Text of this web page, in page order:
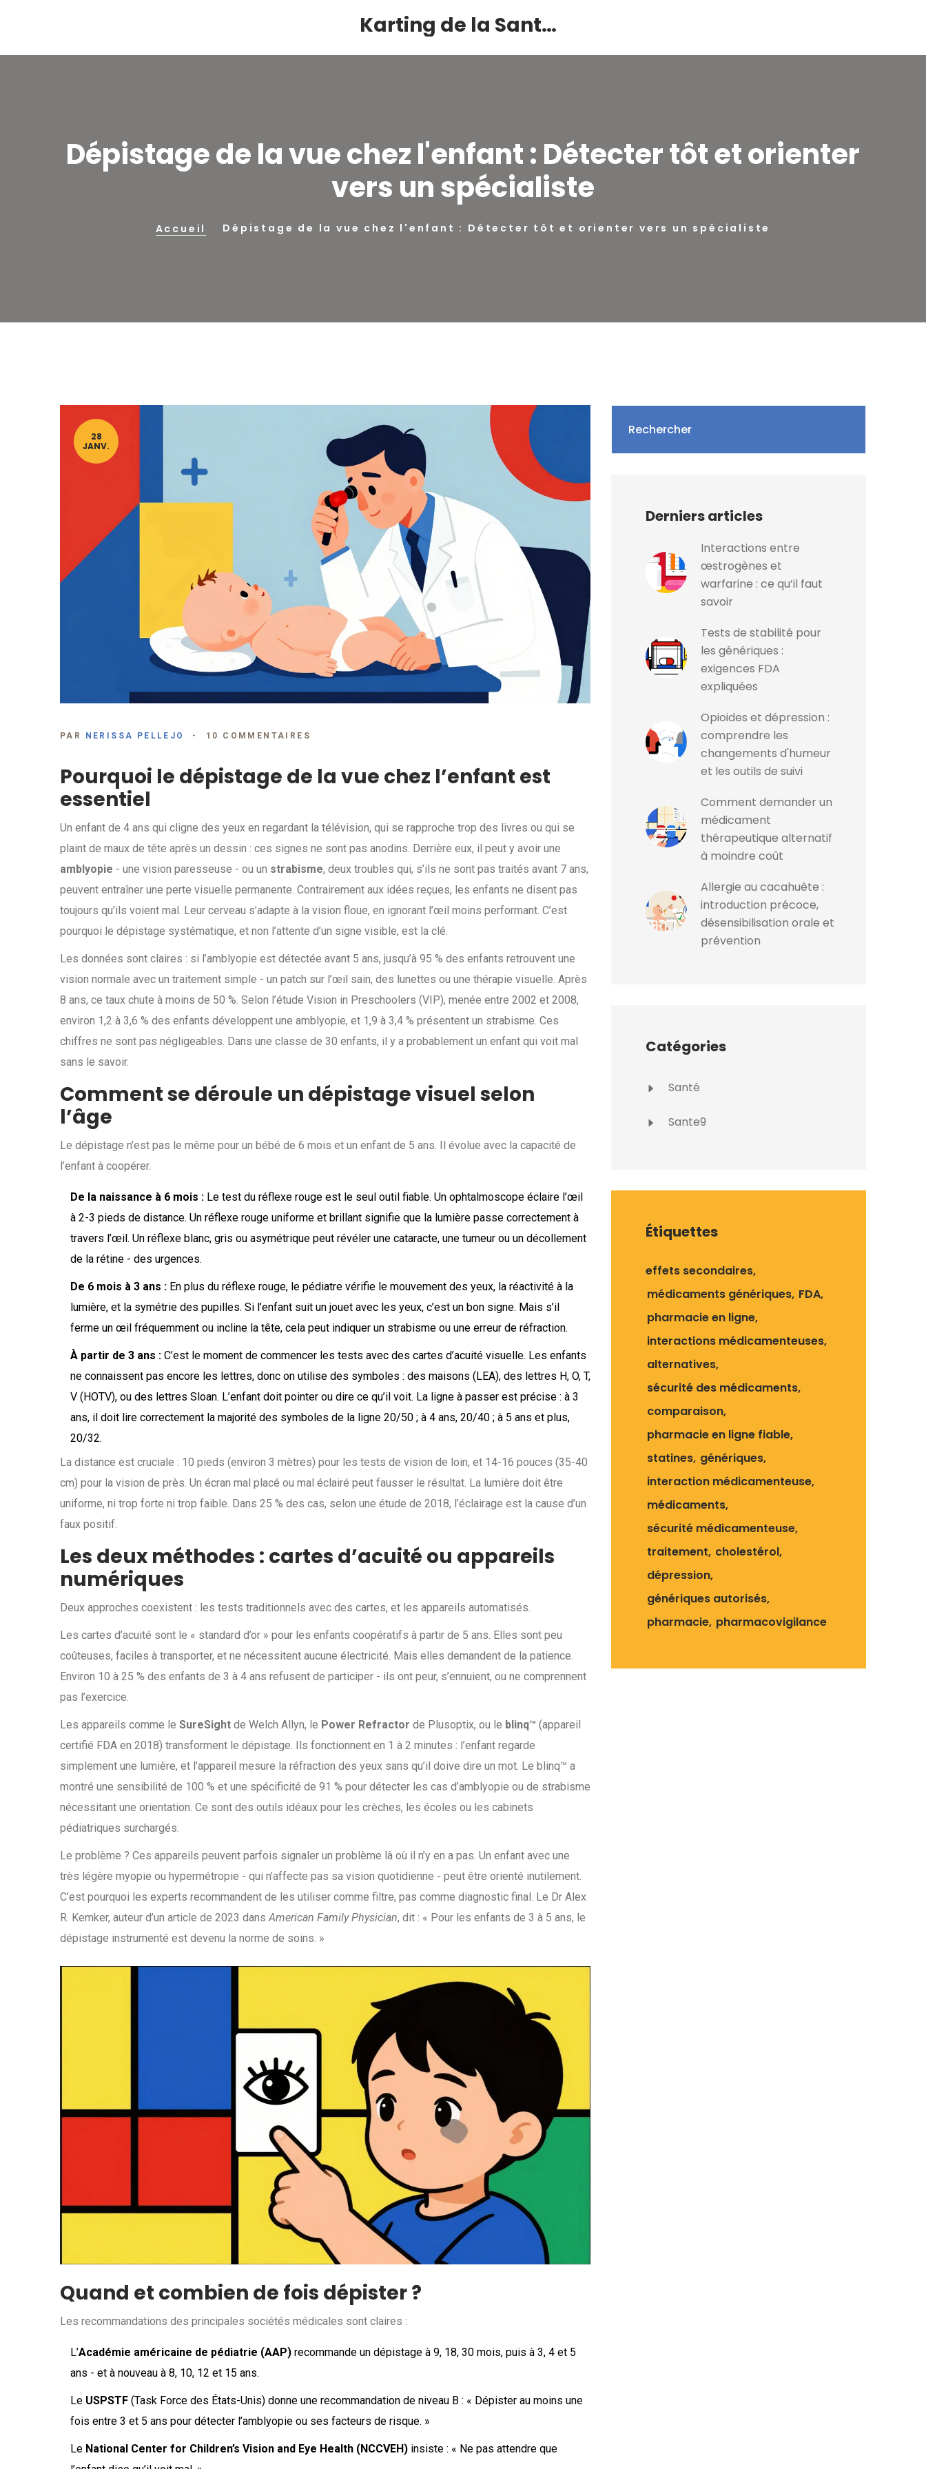
Karting de la Santé – Montalivet
Dépistage de la vue chez l'enfant : Détecter tôt et orienter
vers un spécialiste
Accueil Dépistage de la vue chez l'enfant : Détecter tôt et orienter vers un spécialiste
28
JANV.
PAR NERISSA PELLEJO 10 COMMENTAIRES
Pourquoi le dépistage de la vue chez l’enfant est
essentiel
Un enfant de 4 ans qui cligne des yeux en regardant la télévision, qui se rapproche trop des livres ou qui se
plaint de maux de tête après un dessin : ces signes ne sont pas anodins. Derrière eux, il peut y avoir une
amblyopie - une vision paresseuse - ou un strabisme, deux troubles qui, s’ils ne sont pas traités avant 7 ans,
peuvent entraîner une perte visuelle permanente. Contrairement aux idées reçues, les enfants ne disent pas
toujours qu’ils voient mal. Leur cerveau s’adapte à la vision floue, en ignorant l’œil moins performant. C’est
pourquoi le dépistage systématique, et non l’attente d’un signe visible, est la clé.
Les données sont claires : si l’amblyopie est détectée avant 5 ans, jusqu’à 95 % des enfants retrouvent une
vision normale avec un traitement simple - un patch sur l’œil sain, des lunettes ou une thérapie visuelle. Après
8 ans, ce taux chute à moins de 50 %. Selon l’étude Vision in Preschoolers (VIP), menée entre 2002 et 2008,
environ 1,2 à 3,6 % des enfants développent une amblyopie, et 1,9 à 3,4 % présentent un strabisme. Ces
chiffres ne sont pas négligeables. Dans une classe de 30 enfants, il y a probablement un enfant qui voit mal
sans le savoir.
Comment se déroule un dépistage visuel selon
l’âge
Le dépistage n’est pas le même pour un bébé de 6 mois et un enfant de 5 ans. Il évolue avec la capacité de
l’enfant à coopérer.
De la naissance à 6 mois : Le test du réflexe rouge est le seul outil fiable. Un ophtalmoscope éclaire l’œil
à 2-3 pieds de distance. Un réflexe rouge uniforme et brillant signifie que la lumière passe correctement à
travers l’œil. Un réflexe blanc, gris ou asymétrique peut révéler une cataracte, une tumeur ou un décollement
de la rétine - des urgences.
De 6 mois à 3 ans : En plus du réflexe rouge, le pédiatre vérifie le mouvement des yeux, la réactivité à la
lumière, et la symétrie des pupilles. Si l’enfant suit un jouet avec les yeux, c’est un bon signe. Mais s’il
ferme un œil fréquemment ou incline la tête, cela peut indiquer un strabisme ou une erreur de réfraction.
À partir de 3 ans : C’est le moment de commencer les tests avec des cartes d’acuité visuelle. Les enfants
ne connaissent pas encore les lettres, donc on utilise des symboles : des maisons (LEA), des lettres H, O, T,
V (HOTV), ou des lettres Sloan. L’enfant doit pointer ou dire ce qu’il voit. La ligne à passer est précise : à 3
ans, il doit lire correctement la majorité des symboles de la ligne 20/50 ; à 4 ans, 20/40 ; à 5 ans et plus,
20/32.
La distance est cruciale : 10 pieds (environ 3 mètres) pour les tests de vision de loin, et 14-16 pouces (35-40
cm) pour la vision de près. Un écran mal placé ou mal éclairé peut fausser le résultat. La lumière doit être
uniforme, ni trop forte ni trop faible. Dans 25 % des cas, selon une étude de 2018, l’éclairage est la cause d’un
faux positif.
Les deux méthodes : cartes d’acuité ou appareils
numériques
Deux approches coexistent : les tests traditionnels avec des cartes, et les appareils automatisés.
Les cartes d’acuité sont le « standard d’or » pour les enfants coopératifs à partir de 5 ans. Elles sont peu
coûteuses, faciles à transporter, et ne nécessitent aucune électricité. Mais elles demandent de la patience.
Environ 10 à 25 % des enfants de 3 à 4 ans refusent de participer - ils ont peur, s’ennuient, ou ne comprennent
pas l’exercice.
Les appareils comme le SureSight de Welch Allyn, le Power Refractor de Plusoptix, ou le blinq™ (appareil
certifié FDA en 2018) transforment le dépistage. Ils fonctionnent en 1 à 2 minutes : l’enfant regarde
simplement une lumière, et l’appareil mesure la réfraction des yeux sans qu’il doive dire un mot. Le blinq™ a
montré une sensibilité de 100 % et une spécificité de 91 % pour détecter les cas d’amblyopie ou de strabisme
nécessitant une orientation. Ce sont des outils idéaux pour les crèches, les écoles ou les cabinets
pédiatriques surchargés.
Le problème ? Ces appareils peuvent parfois signaler un problème là où il n’y en a pas. Un enfant avec une
très légère myopie ou hypermétropie - qui n’affecte pas sa vision quotidienne - peut être orienté inutilement.
C’est pourquoi les experts recommandent de les utiliser comme filtre, pas comme diagnostic final. Le Dr Alex
R. Kemker, auteur d’un article de 2023 dansAmerican Family Physician, dit : « Pour les enfants de 3 à 5 ans, le
dépistage instrumenté est devenu la norme de soins. »
Quand et combien de fois dépister ?
Les recommandations des principales sociétés médicales sont claires :
L’Académie américaine de pédiatrie (AAP) recommande un dépistage à 9, 18, 30 mois, puis à 3, 4 et 5
ans - et à nouveau à 8, 10, 12 et 15 ans.
Le USPSTF (Task Force des États-Unis) donne une recommandation de niveau B : « Dépister au moins une
fois entre 3 et 5 ans pour détecter l’amblyopie ou ses facteurs de risque. »
Le National Center for Children’s Vision and Eye Health (NCCVEH) insiste : « Ne pas attendre que
Rechercher
Derniers articles
Interactions entre
œstrogènes et
warfarine : ce qu’il faut
savoir
Tests de stabilité pour
les génériques :
exigences FDA
expliquées
Opioides et dépression :
comprendre les
changements d'humeur
et les outils de suivi
Comment demander un
médicament
thérapeutique alternatif
à moindre coût
Allergie au cacahuète :
introduction précoce,
désensibilisation orale et
prévention
Catégories
Santé
Sante9
Étiquettes
effets secondaires
médicaments génériques FDA
pharmacie en ligne
interactions médicamenteuses
alternatives
sécurité des médicaments
comparaison
pharmacie en ligne fiable
statines génériques
interaction médicamenteuse
médicaments
sécurité médicamenteuse
traitement cholestérol
dépression
génériques autorisés
pharmacie pharmacovigilance